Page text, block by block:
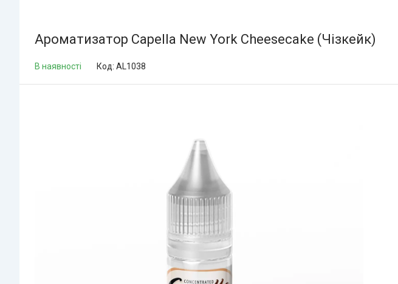
Ароматизатор Capella New York Cheesecake (Чізкейк)
В наявності Код: AL1038